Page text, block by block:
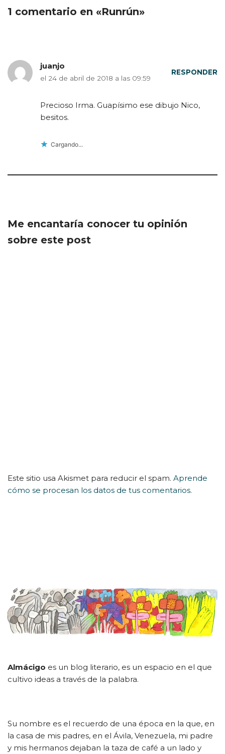
1 comentario en «Runrún»
juanjo
el 24 de abril de 2018 a las 09:59
RESPONDER
Precioso Irma. Guapísimo ese dibujo Nico,
besitos.
Cargando...
Me encantaría conocer tu opinión
sobre este post
Este sitio usa Akismet para reducir el spam. Aprende
cómo se procesan los datos de tus comentarios.
Almácigo es un blog literario, es un espacio en el que
cultivo ideas a través de la palabra.
Su nombre es el recuerdo de una época en la que, en
la casa de mis padres, en el Ávila, Venezuela, mi padre
y mis hermanos dejaban la taza de café a un lado y